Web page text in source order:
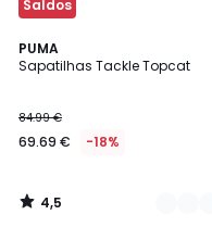
Saldos
PUMA
Sapatilhas Tackle Topcat
84.99 €
69.69 € -18%
4,5
/ 5
2
Cores
4,5
/